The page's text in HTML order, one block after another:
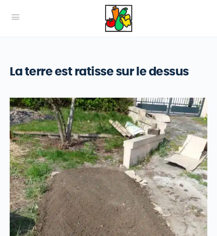
La terre est ratisse sur le dessus